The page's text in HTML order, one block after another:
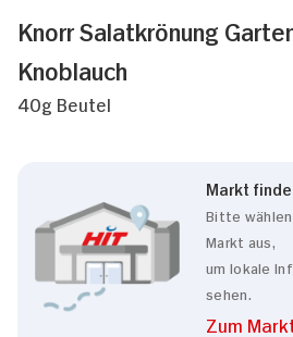
Knorr Salatkrönung
Knoblauch
40g Beutel
Markt
Bitte
Markt aus,
um lokale
sehen.
Zum